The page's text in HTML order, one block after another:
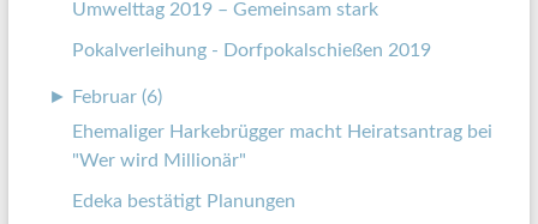
Umwelttag 2019 – Gemeinsam stark
Pokalverleihung - Dorfpokalschießen 2019
►
Februar (6)
Ehemaliger Harkebrügger macht Heiratsantrag bei
"Wer wird Millionär"
Edeka bestätigt Planungen